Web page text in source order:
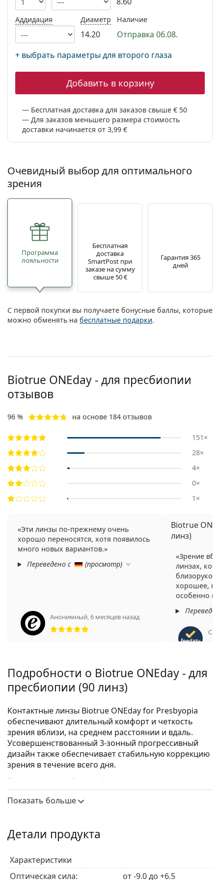
Persol
Prada
Все бренды
Аддидация Диаметр
14.20
Наличие
Отправка 06.08.
+ выбрать параметры для второго глаза
Добавить в корзину
Бесплатная доставка для заказов свыше € 50
Для заказов меньшего размера стоимость
доставки начинается от 3,99 €
Очевидный выбор для оптимального
зрения
Программа
лояльности
Бесплатная
доставка
SmartPost при
заказе на сумму
свыше 50 €
Гарантия 365
дней
С первой покупки вы получаете бонусные баллы, которые
можно обменять на бесплатные подарки.
Biotrue ONEday - для пресбиопии
отзывов
96 % на основе 184 отзывов
151×
28×
4×
0×
1×
Эти линзы по-прежнему очень
хорошо переносятся, хотя появилось
много новых вариантов.
Переведено с
(просмотр)
Анонимный,6 месяцев назад
Рейтинг 5 из 5
Biotrue
линз)
Зрение
линзах,
хорошее,
особенно
Подробности о Biotrue ONEday - для
пресбиопии (90 линз)
Контактные линзы Biotrue ONEday for Presbyopia
обеспечивают длительный комфорт и четкость
зрения вблизи, на среднем расстоянии и вдаль.
Усовершенствованный 3-зонный прогрессивный
дизайн также обеспечивает стабильную коррекцию
зрения в течение всего дня.
Произведенные Bausch & Lomb, эти
мультифокальные контактные линзыиз линейки
Biotrueизготовлены из усовершенствованного
Основные преимущества
Коррекция для любого расстояния–
Показать больше
Детали продукта
Характеристики
Оптическая сила:
от -9.0 до +6.5